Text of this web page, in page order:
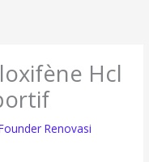
Hcl
Renovasi